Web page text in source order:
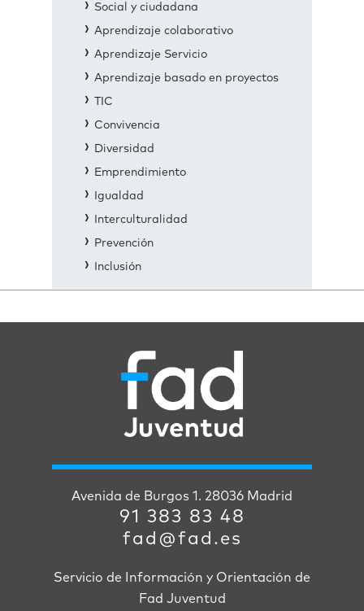
Social y ciudadana
Aprendizaje colaborativo
Aprendizaje Servicio
Aprendizaje basado en proyectos
TIC
Convivencia
Diversidad
Emprendimiento
Igualdad
Interculturalidad
Prevención
Inclusión
Avenida de Burgos 1. 28036 Madrid
91 383 83 48
fad@fad.es
Servicio de Información y Orientación de
Fad Juventud